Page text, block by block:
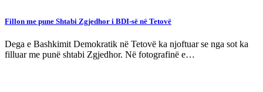
Fillon me pune Shtabi Zgjedhor i BDI-së në Tetovë
Dega e Bashkimit Demokratik në Tetovë ka njoftuar se nga sot ka
filluar me punë shtabi Zgjedhor. Në fotografinë e…